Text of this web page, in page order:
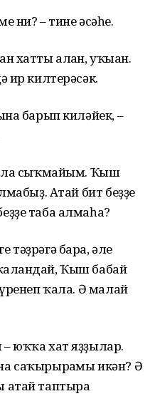
ни? – тине әсәһе.
хатты алған, уҡыған.
ир килтерәсәк.
барып киләйек, –
ла сыҡмайым. Ҡыш
Атай бит беҙҙе
таба алмаһа?
тәҙрәгә бара, әле
Ҡыш бабай
ҡала. Ә малай
юҡҡа хат яҙҙылар.
саҡырырғамы икән? Ә
атай таптыра